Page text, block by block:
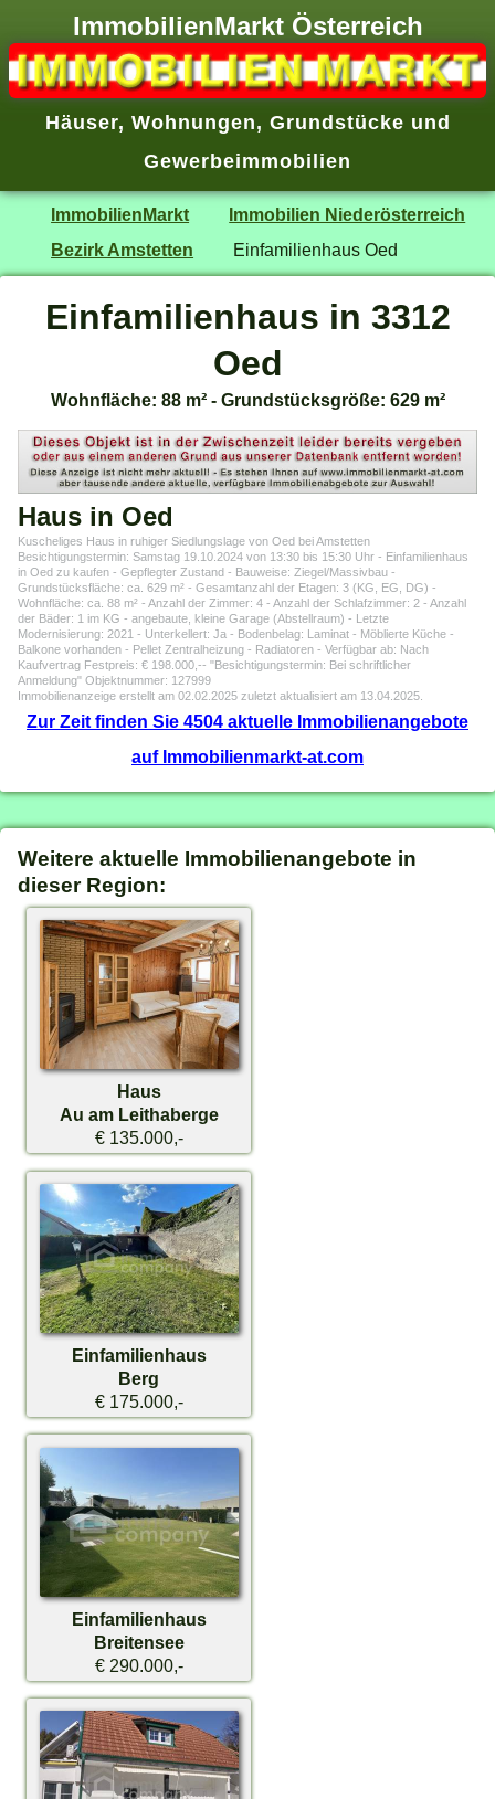
ImmobilienMarkt Österreich
Häuser, Wohnungen, Grundstücke und
Gewerbeimmobilien
ImmobilienMarkt
Immobilien Niederösterreich
Bezirk Amstetten
Einfamilienhaus Oed
Einfamilienhaus in 3312
Oed
Wohnfläche: 88 m² - Grundstücksgröße: 629 m²
Haus in Oed
Kuscheliges Haus in ruhiger Siedlungslage von Oed bei Amstetten
Besichtigungstermin: Samstag 19.10.2024 von 13:30 bis 15:30 Uhr - Einfamilienhaus
in Oed zu kaufen - Gepflegter Zustand - Bauweise: Ziegel/Massivbau -
Grundstücksfläche: ca. 629 m² - Gesamtanzahl der Etagen: 3 (KG, EG, DG) -
Wohnfläche: ca. 88 m² - Anzahl der Zimmer: 4 - Anzahl der Schlafzimmer: 2 - Anzahl
der Bäder: 1 im KG - angebaute, kleine Garage (Abstellraum) - Letzte
Modernisierung: 2021 - Unterkellert: Ja - Bodenbelag: Laminat - Möblierte Küche -
Balkone vorhanden - Pellet Zentralheizung - Radiatoren - Verfügbar ab: Nach
Kaufvertrag Festpreis: € 198.000,-- "Besichtigungstermin: Bei schriftlicher
Anmeldung" Objektnummer: 127999
Immobilienanzeige erstellt am 02.02.2025 zuletzt aktualisiert am 13.04.2025.
Zur Zeit finden Sie 4504 aktuelle Immobilienangebote
auf Immobilienmarkt-at.com
Weitere aktuelle Immobilienangebote in
dieser Region:
Haus
Au am Leithaberge
€ 135.000,-
Einfamilienhaus
Berg
€ 175.000,-
Einfamilienhaus
Breitensee
€ 290.000,-